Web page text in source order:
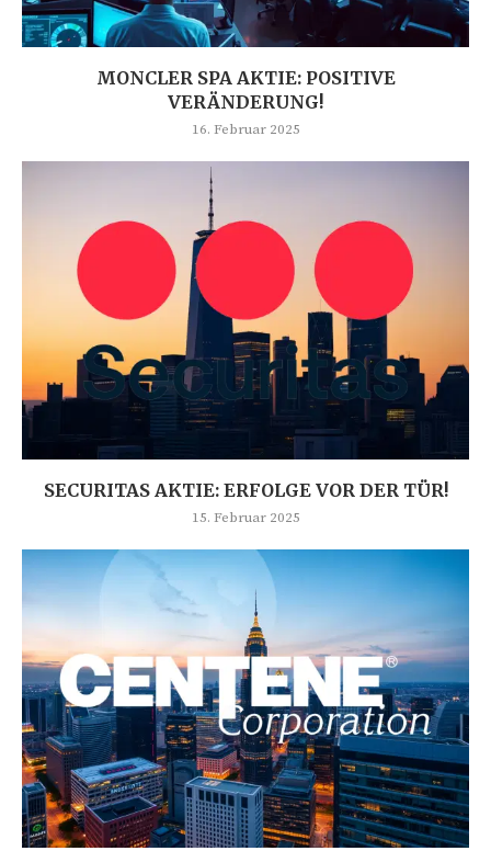
MONCLER SPA AKTIE: POSITIVE
VERÄNDERUNG!
16. Februar 2025
SECURITAS AKTIE: ERFOLGE VOR DER TÜR!
15. Februar 2025